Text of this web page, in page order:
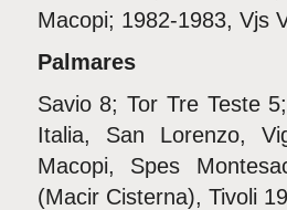
Macopi; 1982-1983, Vjs
Palmares
Savio 8; Tor Tre Teste
Italia, San Lorenzo,
Macopi, Spes
(Macir Cisterna), Tivoli